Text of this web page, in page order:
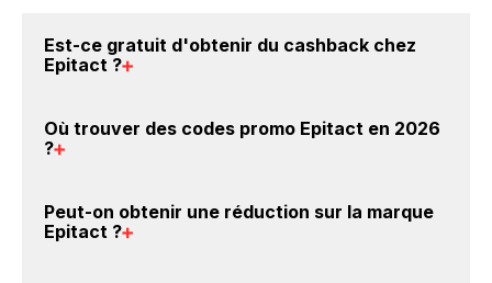
Est-ce gratuit d'obtenir du cashback chez
Epitact ?
compte gratuitement pour cumuler vos réductions
Epitact.
Où trouver des codes promo Epitact en 2026
?
promo sur les produits Epitact. Choisissez un site e-
commerce ci-dessus et découvrez si des
Peut-on obtenir une réduction sur la marque
Epitact ?